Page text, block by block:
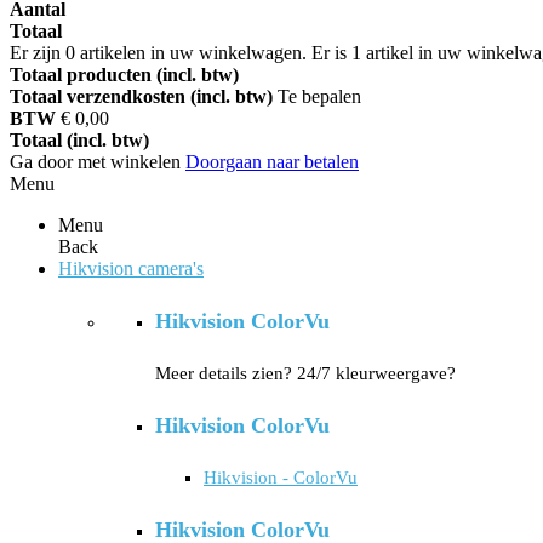
Aantal
Totaal
Er zijn 0 artikelen in uw winkelwagen. Er is 1 artikel in uw
Totaal producten (incl. btw)
Totaal verzendkosten (incl. btw) Te bepalen
BTW € 0,00
Totaal (incl. btw)
Ga door met winkelen Doorgaan naar betalen
Menu
Menu
Back
Hikvision camera's
Hikvision ColorVu
Meer details zien? 24/7 kleurweergave?
Hikvision ColorVu
Hikvision - ColorVu
Hikvision ColorVu